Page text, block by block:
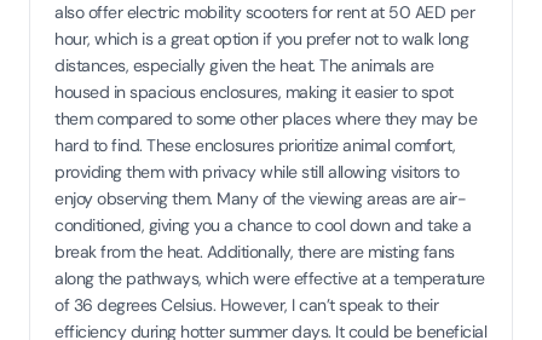
also offer electric mobility scooters for rent at 50 AED per
hour, which is a great option if you prefer not to walk long
distances, especially given the heat. The animals are
housed in spacious enclosures, making it easier to spot
them compared to some other places where they may be
hard to find. These enclosures prioritize animal comfort,
providing them with privacy while still allowing visitors to
enjoy observing them. Many of the viewing areas are air-
conditioned, giving you a chance to cool down and take a
break from the heat. Additionally, there are misting fans
along the pathways, which were effective at a temperature
of 36 degrees Celsius. However, I can’t speak to their
efficiency during hotter summer days. It could be beneficial